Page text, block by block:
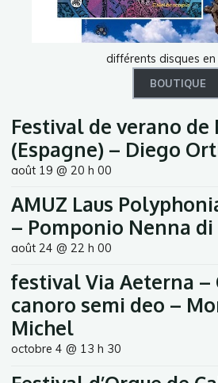
différents disques en
BOUTIQUE
Festival de verano de
(Espagne) – Diego
août 19 @ 20 h 00
AMUZ Laus
– Pomponio Nenna di
août 24 @ 22 h 00
festival Via Aeterna –
canoro semi deo –
Michel
octobre 4 @ 13 h 30